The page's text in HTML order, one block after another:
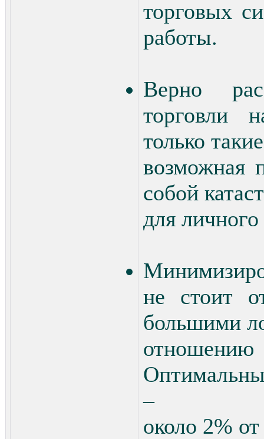
торговых
работы.
Верно
торговли
только
возможная
собой
для
не стоит
большими
–
около 2%